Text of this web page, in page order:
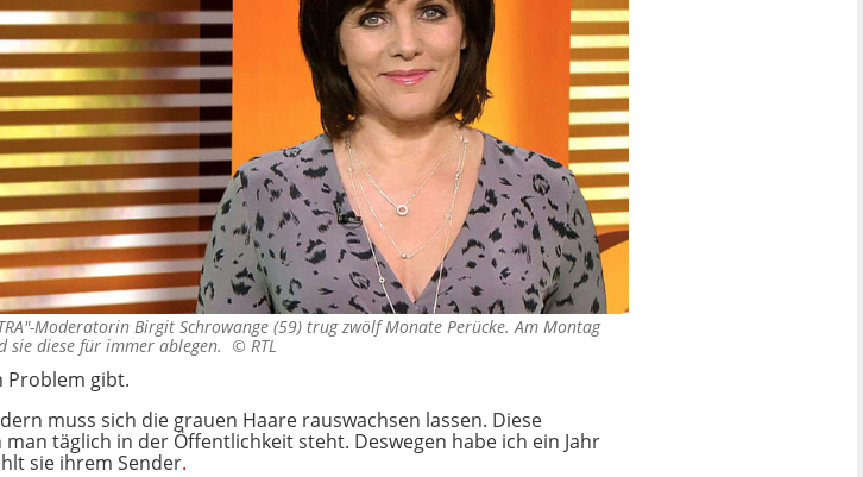
Moderatorin Birgit Schrowange (59) trug zwölf Monate Perücke. Am Montag
sie diese für immer ablegen. © RTL
Problem gibt.
muss sich die grauen Haare rauswachsen lassen. Diese
täglich in der Öffentlichkeit steht. Deswegen habe ich ein Jahr
sie ihrem Sender.